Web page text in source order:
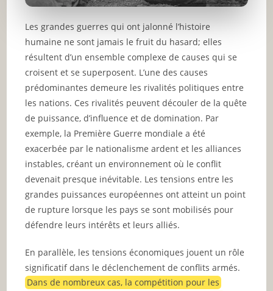
Les grandes guerres qui ont jalonné l’histoire
humaine ne sont jamais le fruit du hasard; elles
résultent d’un ensemble complexe de causes qui se
croisent et se superposent. L’une des causes
prédominantes demeure les rivalités politiques entre
les nations. Ces rivalités peuvent découler de la quête
de puissance, d’influence et de domination. Par
exemple, la Première Guerre mondiale a été
exacerbée par le nationalisme ardent et les alliances
instables, créant un environnement où le conflit
devenait presque inévitable. Les tensions entre les
grandes puissances européennes ont atteint un point
de rupture lorsque les pays se sont mobilisés pour
défendre leurs intérêts et leurs alliés.
En parallèle, les tensions économiques jouent un rôle
significatif dans le déclenchement de conflits armés.
Dans de nombreux cas, la compétition pour les